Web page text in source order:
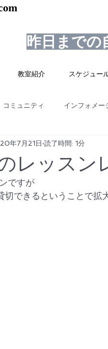
昨日までの
教室紹介 スケジュー
コミュニティ インフォメー
レッスン
年7月21日 読了時間: 1分
ですが
切できるということで拡